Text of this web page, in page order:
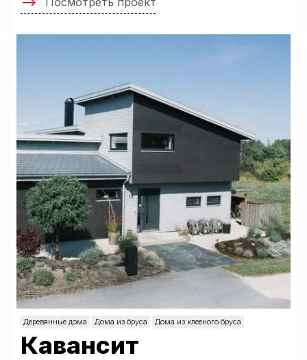
Деревянные дома Дома из бруса Дома из клееного бруса
Кавансит